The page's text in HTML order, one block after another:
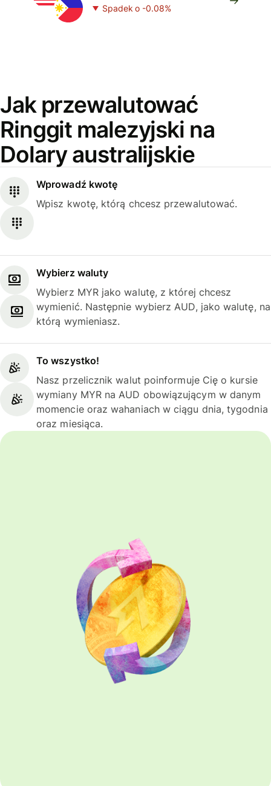
Spadek o -0.08%
Jak przewalutować
Ringgit malezyjski na
Dolary australijskie
Wprowadź kwotę
Wpisz kwotę, którą chcesz przewalutować.
Wybierz waluty
Wybierz MYR jako walutę, z której chcesz
wymienić. Następnie wybierz AUD, jako walutę, na
którą wymieniasz.
To wszystko!
Nasz przelicznik walut poinformuje Cię o kursie
wymiany MYR na AUD obowiązującym w danym
momencie oraz wahaniach w ciągu dnia, tygodnia
oraz miesiąca.